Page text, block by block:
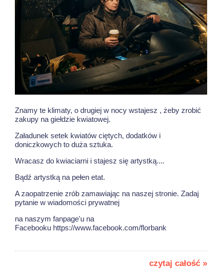
Znamy te klimaty, o drugiej w nocy wstajesz , żeby zrobić
zakupy na giełdzie kwiatowej.
Załadunek setek kwiatów ciętych, dodatków i
doniczkowych to duża sztuka.
Wracasz do kwiaciarni i stajesz się artystką....
Bądź artystką na pełen etat.
A zaopatrzenie zrób zamawiając na naszej stronie. Zadaj
pytanie w wiadomości prywatnej
na naszym fanpage'u na
Facebooku https://www.facebook.com/florbank
czytaj całość »